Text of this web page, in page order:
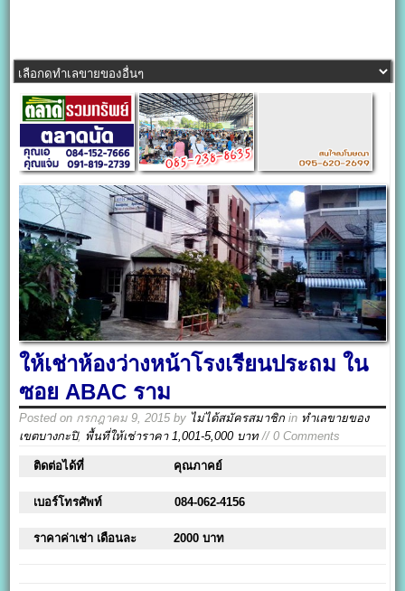
ให้เช่าห้องว่างหน้าโรงเรียนประถม ใน
ซอย ABAC ราม
Posted on กรกฎาคม 9, 2015 by ไม่ได้สมัครสมาชิก in ทำเลขายของ
เขตบางกะปิ, พื้นที่ให้เช่าราคา 1,001-5,000 บาท// 0 Comments
ติดต่อได้ที่ คุณภาคย์
เบอร์โทรศัพท์ 084-062-4156
ราคาค่าเช่า เดือนละ 2000 บาท